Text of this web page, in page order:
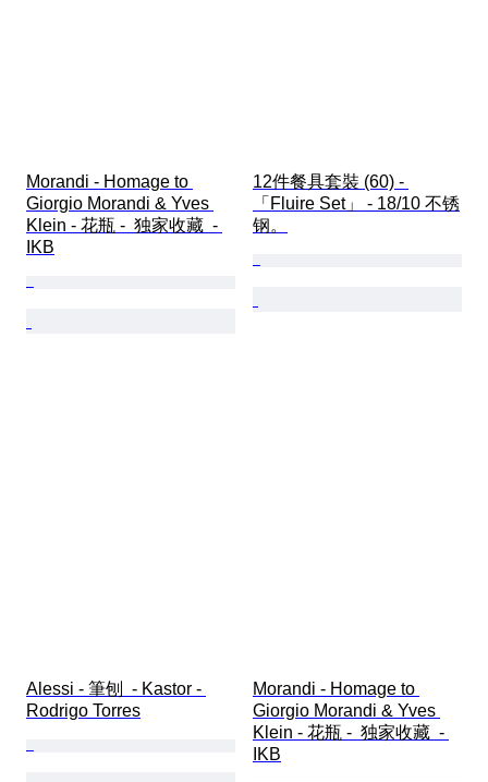
Morandi - Homage to
Giorgio Morandi & Yves
Klein - 花瓶 -  独家收藏  -
IKB
12件餐具套裝 (60) -
「Fluire Set」 - 18/10 不锈
钢。
Alessi - 筆刨  - Kastor -
Rodrigo Torres
Morandi - Homage to
Giorgio Morandi & Yves
Klein - 花瓶 -  独家收藏  -
IKB